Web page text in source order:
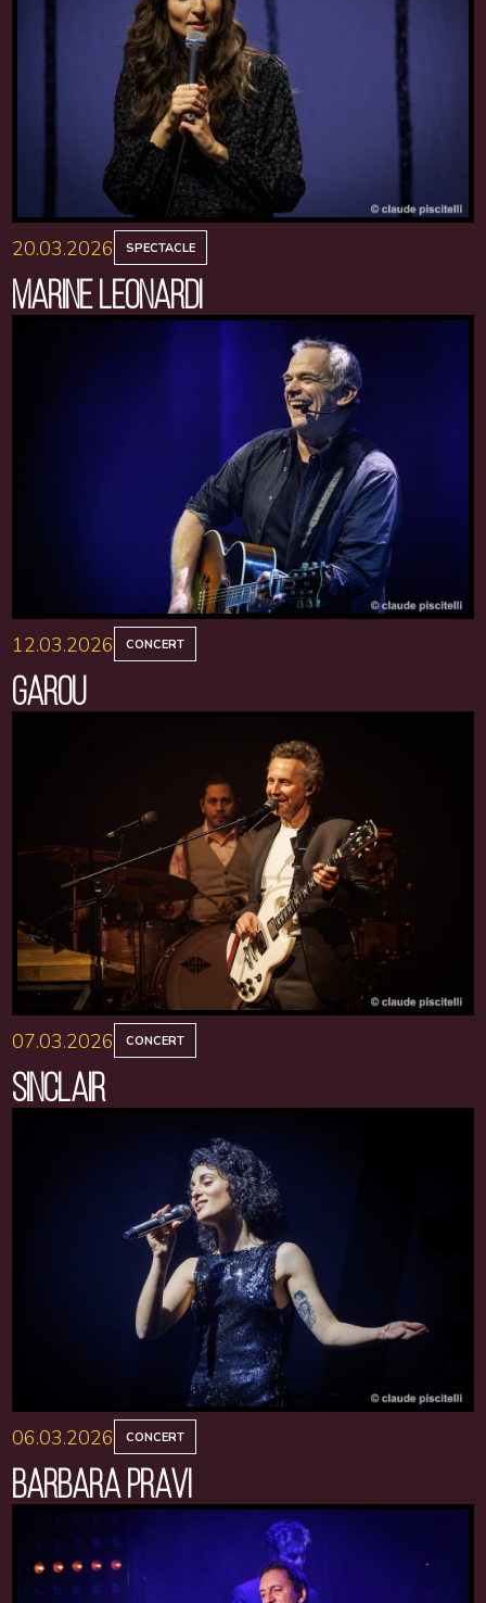
20.03.2026 SPECTACLE
MARINE LEONARDI
12.03.2026 CONCERT
GAROU
07.03.2026 CONCERT
SINCLAIR
06.03.2026 CONCERT
BARBARA PRAVI